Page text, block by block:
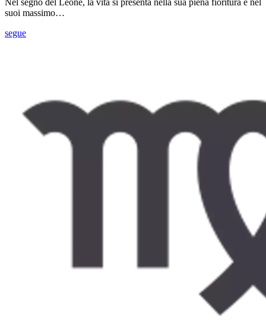
Nel segno del Leone, la vita si presenta nella sua piena fioritura e nel
suoi massimo…
segue